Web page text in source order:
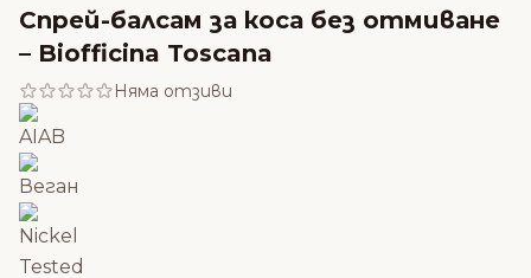
Спрей-балсам за коса без отмиване
– Biofficina Toscana
Няма отзиви